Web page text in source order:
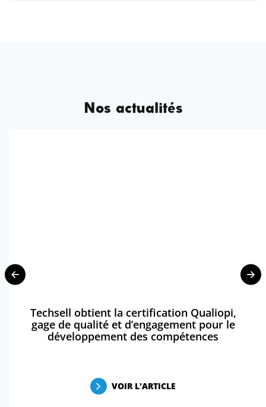
Nos actualités
Techsell obtient la certification Qualiopi,
gage de qualité et d’engagement pour le
développement des compétences
VOIR L'ARTICLE